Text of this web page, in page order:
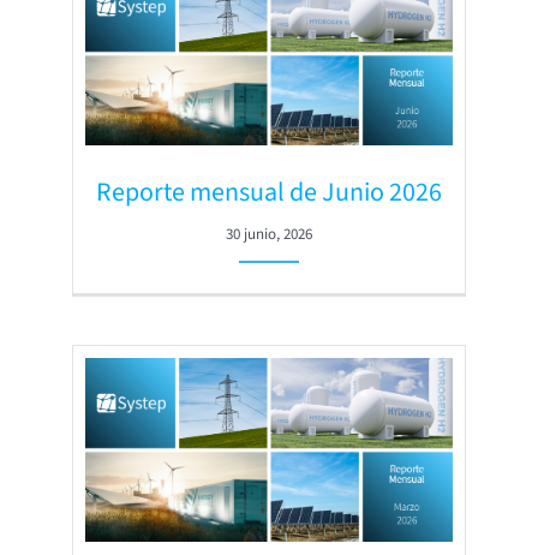
Reporte mensual de Junio 2026
30 junio, 2026